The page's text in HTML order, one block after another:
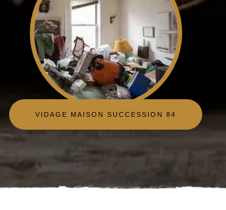
VIDAGE MAISON SUCCESSION 84